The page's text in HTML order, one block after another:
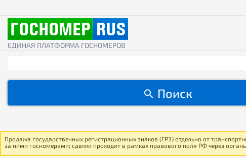
ЕДИНАЯ ПЛАТФОРМА ГОСНОМЕРОВ
Поиск
Продажа государственных регистрационных знаков (ГРЗ) отдельно от
за ними госномерами; сделки проходят в рамках правового поля РФ через